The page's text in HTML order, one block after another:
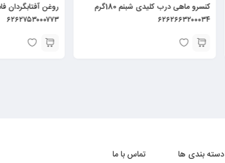
کنسرو ماهی درب کلیدی شبنم 180گرم
۶۲۶۲۶۶۳۲۰۰۰۳۴
۶۲۶۲۷۵۳۰۰۰۷۷۳
دسته بندی ها تماس با ما